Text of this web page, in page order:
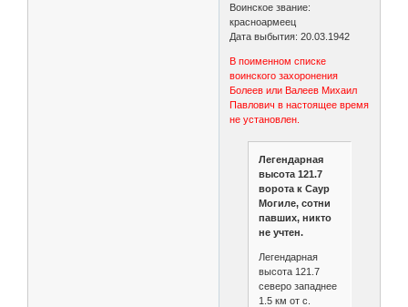
Воинское звание:
красноармеец
Дата выбытия: 20.03.1942
В поименном списке
воинского захоронения
Болеев или Валеев Михаил
Павлович в настоящее время
не установлен.
Легендарная
высота 121.7
ворота к Саур
Могиле, сотни
павших, никто
не учтен.
Легендарная
высота 121.7
северо западнее
1.5 км от с.